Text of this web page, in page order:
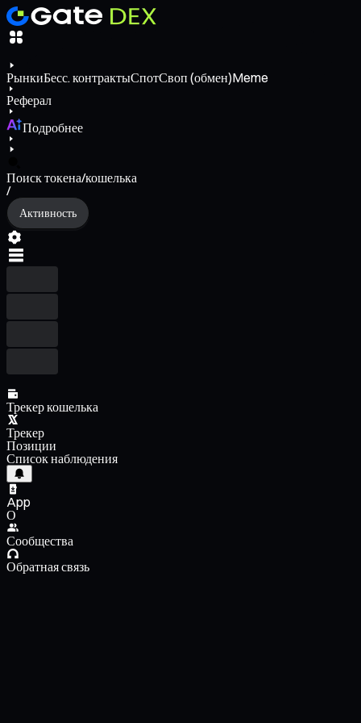
РынкиБесс. контрактыСпотСвоп (обмен)Meme
Реферал
Подробнее
Поиск токена/кошелька
/
Активность
Трекер кошелька
Трекер
Позиции
Список наблюдения
App
О
Сообщества
Обратная связь